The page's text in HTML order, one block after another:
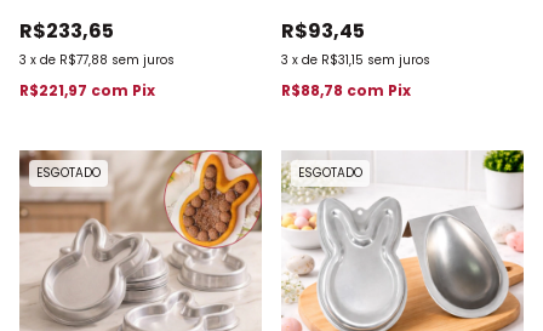
R$233,65
3 x de R$77,88 sem juros
R$221,97 com Pix
R$93,45
3 x de R$31,15 sem juros
R$88,78 com Pix
ESGOTADO ESGOTADO